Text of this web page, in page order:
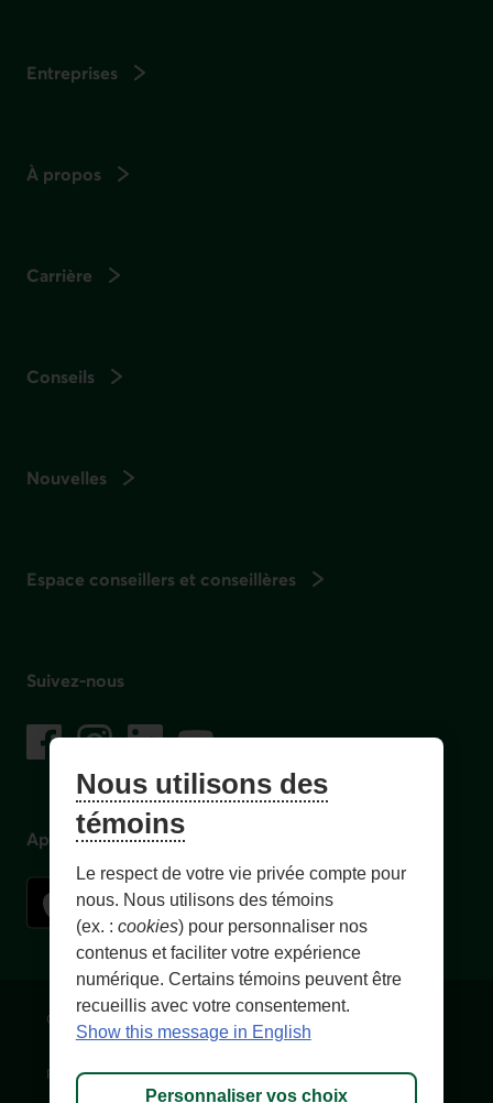
Entreprises
À propos
Carrière
Conseils
Nouvelles
Espace conseillers et conseillères
Suivez-nous
Facebook
– Lien externe au site. Cet hyperlien s'ouvrira dans une
Instagram
– Lien externe au site. Cet hyperlien s'ouvrira dans
LinkedIn
– Lien externe au site. Cet hyperlien
YouTube
– Lien externe au site. Cet hyperlien
Application mobile
Conditions d'utilisation et notes légales
Personnaliser les témoins Accessibilité Plan du site
Nous utilisons des
témoins
Le respect de votre vie privée compte pour
nous. Nous utilisons des témoins
(ex. : cookies) pour personnaliser nos
contenus et faciliter votre expérience
numérique. Certains témoins peuvent être
recueillis avec votre consentement.
Show this message in English
Personnaliser vos choix